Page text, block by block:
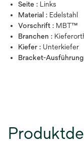
Seite : Links
Material : Edelstahl
Vorschrift : MBT™
Branchen :
Kiefer : Unterkiefer
Bracket-